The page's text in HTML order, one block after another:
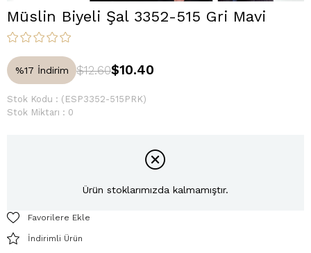
Müslin Biyeli Şal 3352-515 Gri Mavi
%17 İndirim $12.60$10.40
Stok Kodu
(ESP3352-515PRK)
Stok Miktarı : 0
Ürün stoklarımızda kalmamıştır.
Favorilere Ekle
İndirimli Ürün